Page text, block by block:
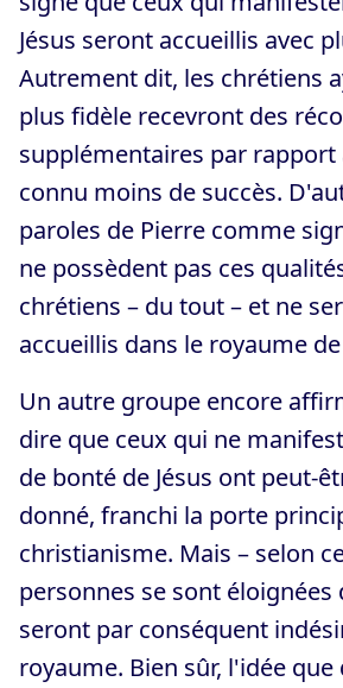
Jésus seront accueillis avec
Autrement dit, les chrétiens
plus fidèle recevront des
supplémentaires par rapport
connu moins de succès.
paroles de Pierre comme
ne possèdent pas ces
chrétiens – du tout – et ne
accueillis dans le royaume de
Un autre groupe encore
dire que ceux qui ne
de bonté de Jésus ont peut-
donné, franchi la porte
christianisme. Mais – selon
personnes se sont éloignées
seront par conséquent
royaume. Bien sûr, l'idée